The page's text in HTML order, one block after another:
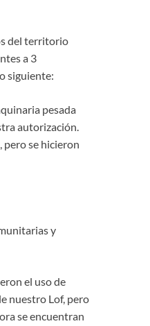
del territorio
a 3
siguiente:
pesada
autorización.
pero se hicieron
y
el uso de
nuestro Lof, pero
se encuentran